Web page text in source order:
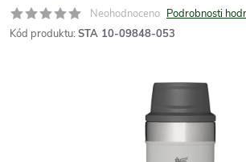
Neohodnoceno Podrobnosti
Kód produktu: STA 10-09848-053